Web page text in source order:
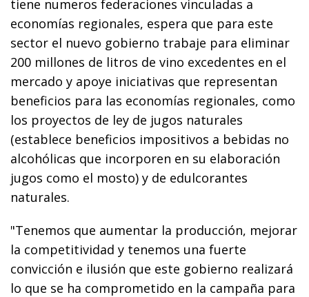
tiene numeros federaciones vinculadas a
economías regionales, espera que para este
sector el nuevo gobierno trabaje para eliminar
200 millones de litros de vino excedentes en el
mercado y apoye iniciativas que representan
beneficios para las economías regionales, como
los proyectos de ley de jugos naturales
(establece beneficios impositivos a bebidas no
alcohólicas que incorporen en su elaboración
jugos como el mosto) y de edulcorantes
naturales.
"Tenemos que aumentar la producción, mejorar
la competitividad y tenemos una fuerte
convicción e ilusión que este gobierno realizará
lo que se ha comprometido en la campaña para